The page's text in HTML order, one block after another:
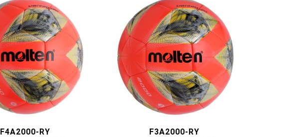
F4A2000-RY F3A2000-RY